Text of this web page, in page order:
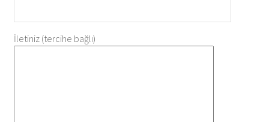
İletiniz (tercihe bağlı)